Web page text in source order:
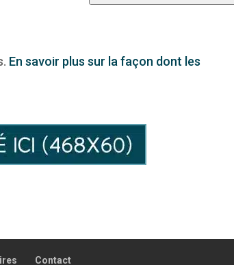
En savoir plus sur la façon dont les
Contact